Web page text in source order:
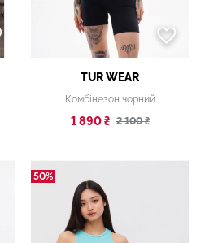
TUR WEAR
Комбінезон чорний
1 890 ₴ 2 100 ₴
50%